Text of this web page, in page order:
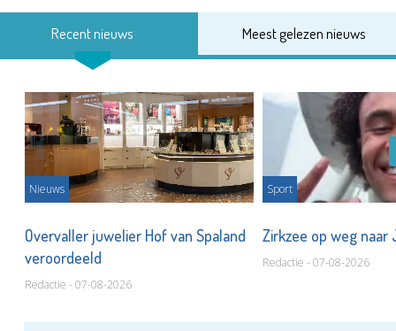
Recent nieuws Meest gelezen nieuws
Nieuws
Overvaller juwelier Hof van Spaland
veroordeeld
Redactie - 07-08-2026
Sport
Zirkzee op weg
Redactie - 07-08-2026